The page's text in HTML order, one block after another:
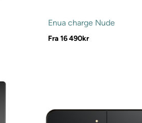
Enua charge Nude
Fra 16 490kr